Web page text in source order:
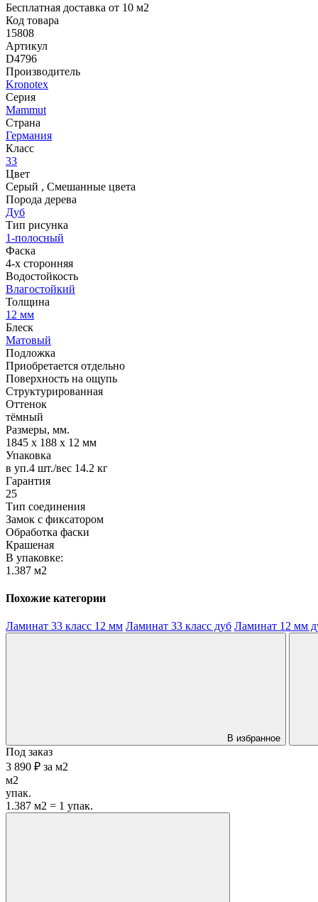
Бесплатная доставка от 10 м2
Код товара
15808
Артикул
D4796
Производитель
Kronotex
Серия
Mammut
Страна
Германия
Класс
33
Цвет
Серый , Смешанные цвета
Порода дерева
Дуб
Тип рисунка
1-полосный
Фаска
4-х сторонняя
Водостойкость
Влагостойкий
Толщина
12 мм
Блеск
Матовый
Подложка
Приобретается отдельно
Поверхность на ощупь
Структурированная
Оттенок
тёмный
Размеры, мм.
1845 х 188 х 12 мм
Упаковка
в уп.4 шт./вес 14.2 кг
Гарантия
25
Тип соединения
Замок с фиксатором
Обработка фаски
Крашеная
В упаковке:
1.387 м2
Похожие категории
Ламинат 33 класс 12 мм Ламинат 33 класс дуб Ламинат 12 мм
В избранное
Под заказ
3 890 ₽ за м2
м2
упак.
1.387 м2 = 1 упак.